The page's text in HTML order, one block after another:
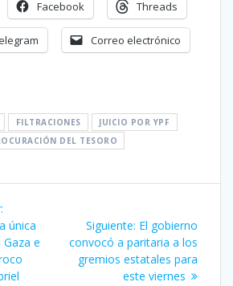
Facebook Threads
Correo electrónico
FILTRACIONES
JUICIO POR YPF
DEL TESORO
Entrada
anterior:
única
e
Siguiente: Siguiente
entrada:
El gobierno
convocó a paritaria a los
gremios estatales para
este viernes